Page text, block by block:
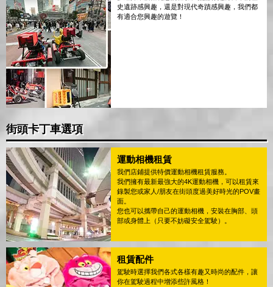
史遺跡感興趣，還是對現代奇蹟感興趣，我們都
有適合您興趣的遊覽！
街頭卡丁車選項
運動相機租賃
我們店鋪提供特價運動相機租賃服務。
我們擁有最新最強大的4K運動相機，可以租賃來
錄製您或家人/朋友在街頭度過美好時光的POV畫
面。
您也可以攜帶自己的運動相機，安裝在胸部、頭
部或身體上（只要不妨礙安全駕駛）。
租賃配件
駕駛時選擇我們各式各樣有趣又時尚的配件，讓
你在駕駛過程中增添些許風格！